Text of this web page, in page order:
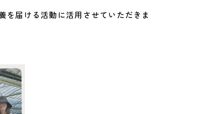
を届ける活動に活用させていただきま